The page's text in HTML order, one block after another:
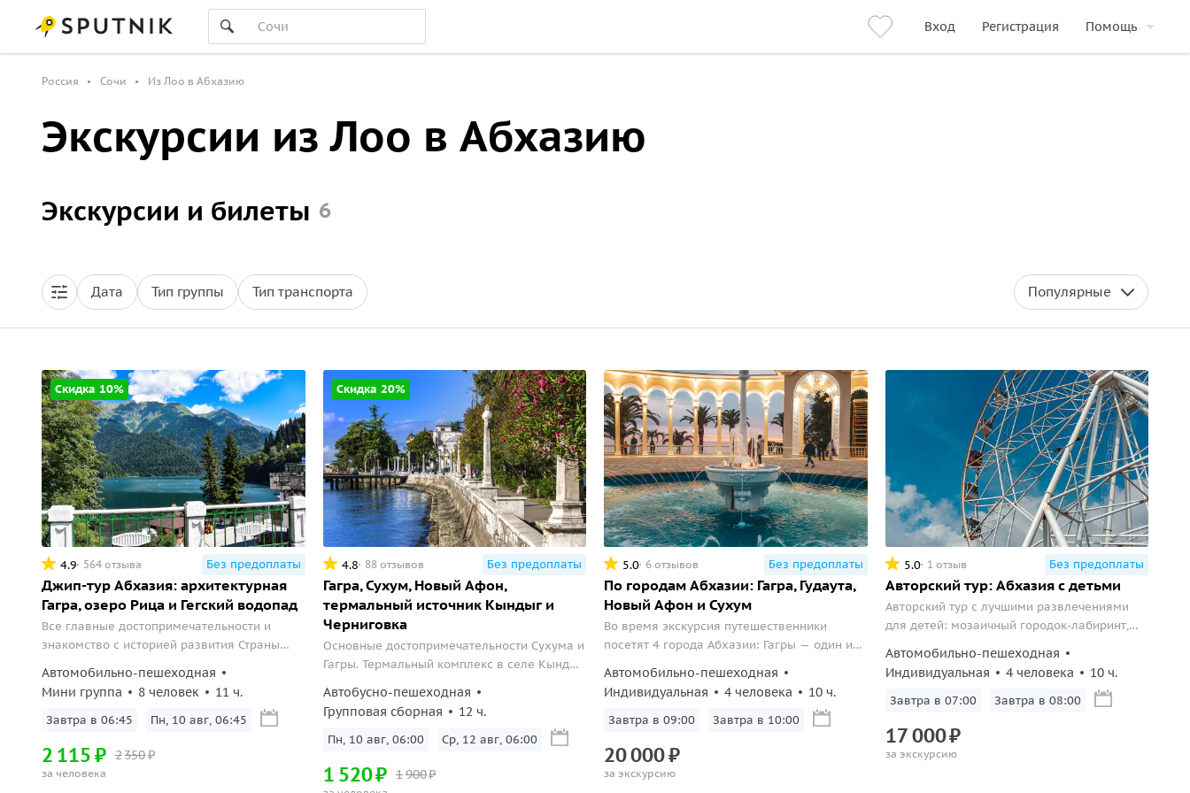
Вход Регистрация Помощь
Россия Сочи Из Лоо в Абхазию
Экскурсии из Лоо в Абхазию
Экскурсии и билеты 6
Дата Тип группы Тип транспорта Популярные
Скидка 10%
4.9 564 отзыва Без предоплаты
Джип-тур Абхазия: архитектурная
Гагра, озеро Рица и Гегский водопад
Все главные достопримечательности и
знакомство с историей развития Страны
Автомобильно-пешеходная
Мини группа
8 человек 11 ч.
Завтра в 06:45 Пн, 10 авг, 06:45
2350₽
2 115₽
за человека
Скидка 20%
4.8 88 отзывов Без предоплаты
Гагра, Сухум, Новый Афон,
термальный источник Кындыг и
Черниговка
Основные достопримечательности Сухума и
Гагры. Термальный комплекс в селе Кындыг
сыра и меда.
Автобусно-пешеходная
Групповая сборная
12 ч.
Пн, 10 авг, 06:00 Ср, 12 авг, 06:00
1900₽
1 520₽
5.0 6 отзывов Без предоплаты
По городам Абхазии: Гагра, Гудаута,
Новый Афон и Сухум
Во время экскурсия путешественники
посетят 4 города Абхазии: Гагры — один из
Афон и столицу — Сухум.
Автомобильно-пешеходная
Индивидуальная
4 человека 10 ч.
Завтра в 09:00 Завтра в 10:00
20000₽
за экскурсию
5.0 1 отзыв Без предоплаты
Авторский тур: Абхазия с детьми
Авторский тур с лучшими развлечениями
для детей: мозаичный городок-лабиринт,
форелевое хозяйство на живописной
территории, прогулка по парку с
настоящими львами и стрельба из лука в
Автомобильно-пешеходная
Индивидуальная
4 человека 10 ч.
Завтра в 07:00 Завтра в 08:00
17000₽
за экскурсию